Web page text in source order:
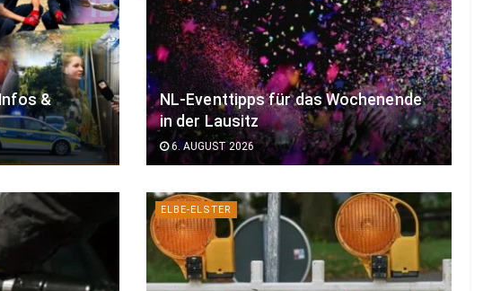
&
NL-Eventtipps für das Wochenende
in der Lausitz
6. AUGUST 2026
ELBE-ELSTER